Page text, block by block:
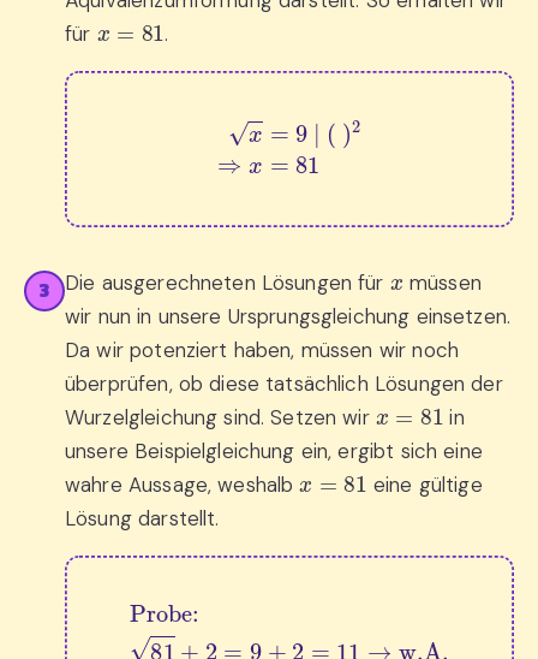
für
.
| 2⇒ x =81
3 Die ausgerechneten Lösungen für
müssen
wir nun in unsere Ursprungsgleichung einsetzen.
Da wir potenziert haben, müssen wir noch
überprüfen, ob diese tatsächlich Lösungen der
Wurzelgleichung sind. Setzen wir
in
unsere Beispielgleichung ein, ergibt sich eine
wahre Aussage, weshalb
81
eine gültige
Lösung darstellt.
Probe: